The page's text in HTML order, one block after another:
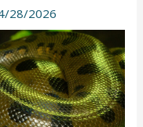
28/2026